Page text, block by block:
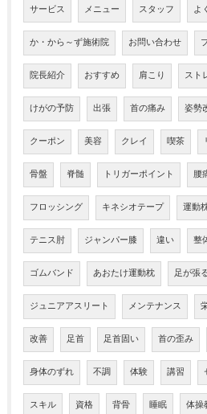
サービス メニュー スタッフ よ
か・から～ず施術院 お問い合わせ
院長紹介 おすすめ 肩こり スト
けがの予防 出張 首の痛み 姿勢
クーポン 美容 クレイ 喫茶
骨盤 脊髄 トリガーポイント 腰
フロッシング キネシオテープ 運動
テニス肘 ジャンパー膝 違い 整
ゴムバンド あおたけ運動枕 足が張
ジュニアアスリート メンテナンス
改善 足首 足首固い 首の歪み
身体のずれ 不調 体験 講習
スキル 資格 背骨 睡眠 体操